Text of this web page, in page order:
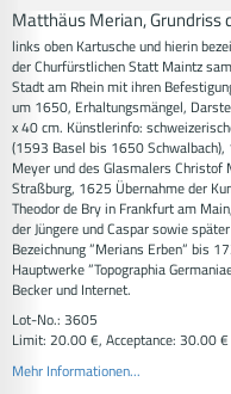
Matthäus Merian, Grundriss
links oben Kartusche und hierin
der Churfürstlichen Statt Maintz
Stadt am Rhein mit ihren
um 1650, Erhaltungsmängel,
x 40 cm. Künstlerinfo:
(1593 Basel bis 1650
Meyer und des Glasmalers
Straßburg, 1625 Übernahme der
Theodor de Bry in Frankfurt am
der Jüngere und Caspar sowie
Bezeichnung ”Merians Erben” bis
Hauptwerke ”Topographia
Becker und Internet.
Lot-No.: 3605
Limit: 20.00 €, Acceptance: 30.00 €
Mehr Informationen...